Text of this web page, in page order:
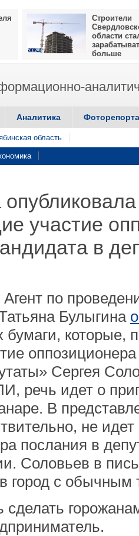
Строители
области
больше
Аналитика
область
участие
в
Агент по
Булыгина
бумаги, которые,
Сергея
речь идет о
В
не
послания в
Соловьев в
город с обычным